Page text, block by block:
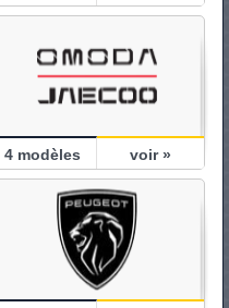
4 modèles voir »